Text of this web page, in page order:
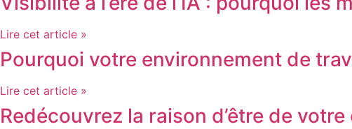
Lire cet article »
Pourquoi votre environnement de
Lire cet article »
Redécouvrez la raison d’être de